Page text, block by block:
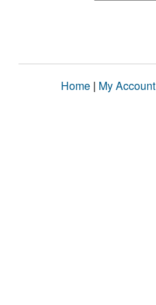
Home | My Account